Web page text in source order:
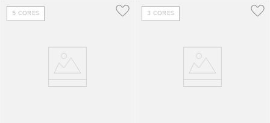
5 CORES 3 CORES